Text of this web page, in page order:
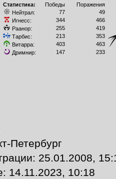
Статистика: Победы
Поражения
Нейтрал:
77
49
Игнесс:
344
466
Раанор:
255
419
Тарбис:
213
353
Витарра:
403
463
Дримнир:
147 233
Петербург
25.01.2008,
14.11.2023, 10:18